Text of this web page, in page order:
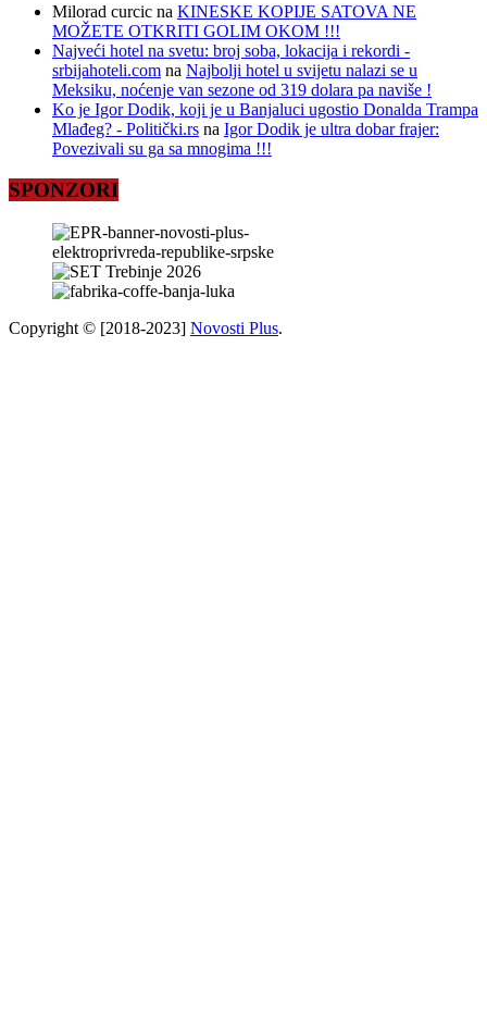
Milorad curcic na KINESKE KOPIJE SATOVA NE
MOŽETE OTKRITI GOLIM OKOM !!!
Najveći hotel na svetu: broj soba, lokacija i rekordi -
srbijahoteli.com na Najbolji hotel u svijetu nalazi se u
Meksiku, noćenje van sezone od 319 dolara pa naviše !
Ko je Igor Dodik, koji je u Banjaluci ugostio Donalda Trampa
Mlađeg? - Politički.rs na Igor Dodik je ultra dobar frajer:
Povezivali su ga sa mnogima !!!
SPONZORI
Copyright © [2018-2023] Novosti Plus.